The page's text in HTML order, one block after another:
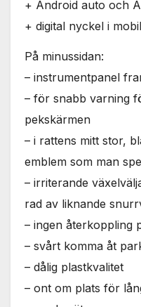
+ Android auto och
+ digital nyckel i
På minussidan:
– instrumentpanel
– för snabb varning
pekskärmen
– i rattens mitt stor,
emblem som man
– irriterande
rad av liknande
– ingen återkoppling
– svårt komma åt
– dålig plastkvalitet
– ont om plats för